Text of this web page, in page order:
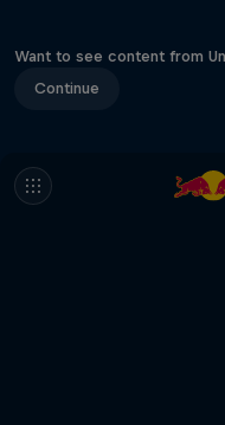
Want to see content from
Continue